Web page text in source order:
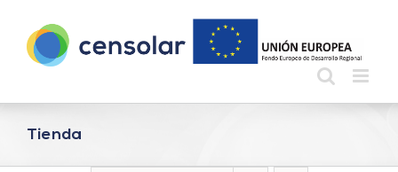
contenido
Tienda